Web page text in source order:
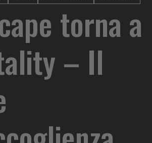
torna a
– Il